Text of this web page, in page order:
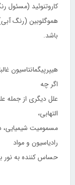
کاروتنوئید (مسئول
هموگلوبین (رنگ
باشد.
هیپرپیگمانتاسیون
اگر چه
علل دیگری از جمله
التهابی،
مسمومیت شیمیایی،
رادیاسیون و مواد
حساس کننده به نور